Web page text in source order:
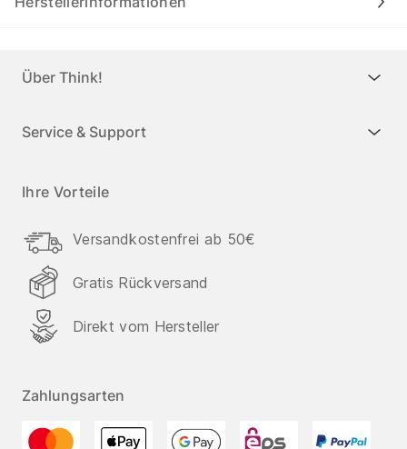
Über Think!
Service & Support
Ihre Vorteile
Versandkostenfrei ab 50€
Gratis Rückversand
Direkt vom Hersteller
Zahlungsarten